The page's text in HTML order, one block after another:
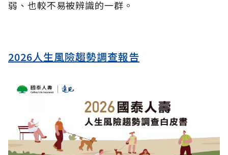
弱、也較不易被辨識的一群。
2026人生風險趨勢調查報告